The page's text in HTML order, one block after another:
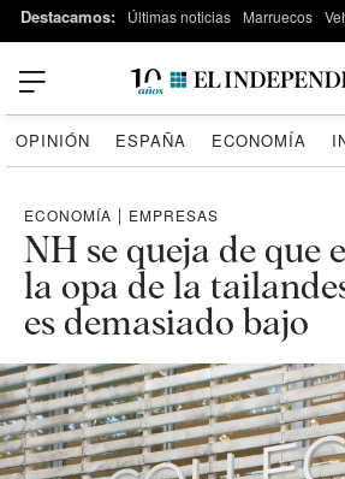
Destacamos: Últimas noticias Marruecos
OPINIÓN ESPAÑA ECONOMÍA
ECONOMÍA | EMPRESAS
NH se queja de que
la opa de la
es demasiado bajo